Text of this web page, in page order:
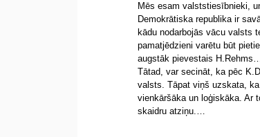
Mēs esam valststiesībnieki,
Demokrātiska republika ir
kādu nodarbojās vācu valsts
pamatjēdzieni varētu būt
augstāk pievestais
Tātad, var secināt, ka pēc
valsts. Tāpat viņš uzskata,
vienkāršāka un loģiskāka. Ar
skaidru atziņu.…